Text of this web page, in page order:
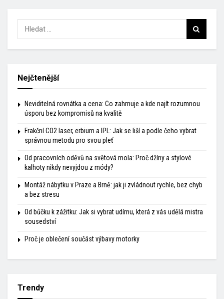
Nejčtenější
Neviditelná rovnátka a cena: Co zahrnuje a kde najít rozumnou
úsporu bez kompromisů na kvalitě
Frakční CO2 laser, erbium a IPL: Jak se liší a podle čeho vybrat
správnou metodu pro svou pleť
Od pracovních oděvů na světová mola: Proč džíny a stylové
kalhoty nikdy nevyjdou z módy?
Montáž nábytku v Praze a Brně: jak ji zvládnout rychle, bez chyb
a bez stresu
Od bůčku k zážitku: Jak si vybrat udírnu, která z vás udělá mistra
sousedství
Proč je oblečení součást výbavy motorky
Trendy